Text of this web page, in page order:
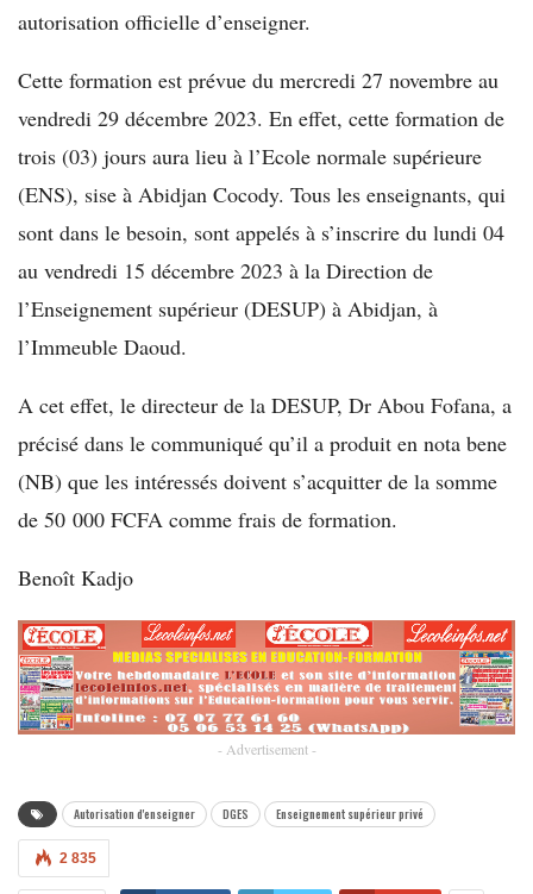
autorisation officielle d’enseigner.
Cette formation est prévue du mercredi 27 novembre au
vendredi 29 décembre 2023. En effet, cette formation de
trois (03) jours aura lieu à l’Ecole normale supérieure
(ENS), sise à Abidjan Cocody. Tous les enseignants, qui
sont dans le besoin, sont appelés à s’inscrire du lundi 04
au vendredi 15 décembre 2023 à la Direction de
l’Enseignement supérieur (DESUP) à Abidjan, à
l’Immeuble Daoud.
A cet effet, le directeur de la DESUP, Dr Abou Fofana, a
précisé dans le communiqué qu’il a produit en nota bene
(NB) que les intéressés doivent s’acquitter de la somme
de 50 000 FCFA comme frais de formation.
Benoît Kadjo
- Advertisement -
Autorisation d'enseigner DGES Enseignement supérieur privé
2 835